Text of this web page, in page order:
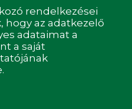
rendelkezései
hogy az adatkezelő
adataimat a
a saját